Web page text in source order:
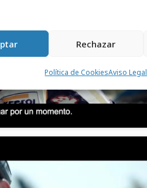
Rechazar
Política de CookiesAviso Legal
cookies de marketing
contenido